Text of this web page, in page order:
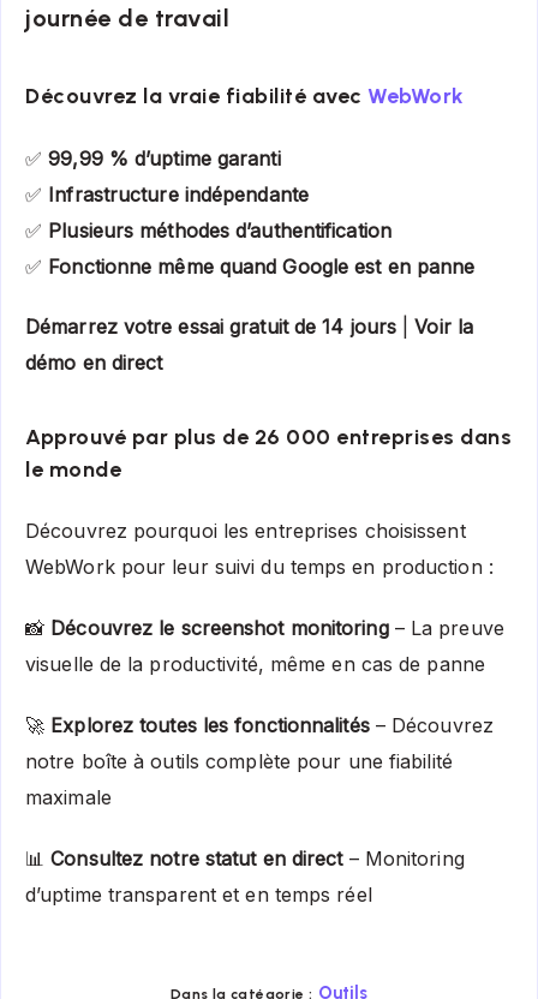
journée de travail
Découvrez la vraie fiabilité avec WebWork
✅99,99 % d’uptime garanti
✅ Infrastructure indépendante
✅ Plusieurs méthodes d’authentification
✅ Fonctionne même quand Google est en panne
Démarrez votre essai gratuit de 14 jours |Voir la
démo en direct
Approuvé par plus de 26 000 entreprises dans
le monde
Découvrez pourquoi les entreprises choisissent
WebWork pour leur suivi du temps en production :
📸 Découvrez le screenshot monitoring– La preuve
visuelle de la productivité, même en cas de panne
🚀 Explorez toutes les fonctionnalités– Découvrez
notre boîte à outils complète pour une fiabilité
maximale
📊Consultez notre statut en direct– Monitoring
d’uptime transparent et en temps réel
Dans la catégorie : Outils